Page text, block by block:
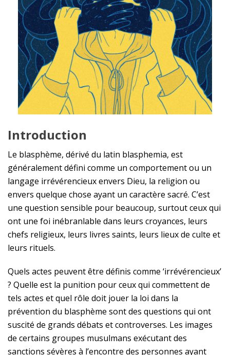
Introduction
Le blasphème, dérivé du latin blasphemia, est
généralement défini comme un comportement ou un
langage irrévérencieux envers Dieu, la religion ou
envers quelque chose ayant un caractère sacré. C’est
une question sensible pour beaucoup, surtout ceux qui
ont une foi inébranlable dans leurs croyances, leurs
chefs religieux, leurs livres saints, leurs lieux de culte et
leurs rituels.
Quels actes peuvent être définis comme ‘irrévérencieux’
? Quelle est la punition pour ceux qui commettent de
tels actes et quel rôle doit jouer la loi dans la
prévention du blasphème sont des questions qui ont
suscité de grands débats et controverses. Les images
de certains groupes musulmans exécutant des
sanctions sévères à l’encontre des personnes ayant